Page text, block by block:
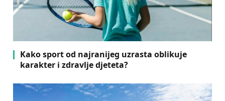
Kako sport od najranijeg uzrasta oblikuje
karakter i zdravlje djeteta?